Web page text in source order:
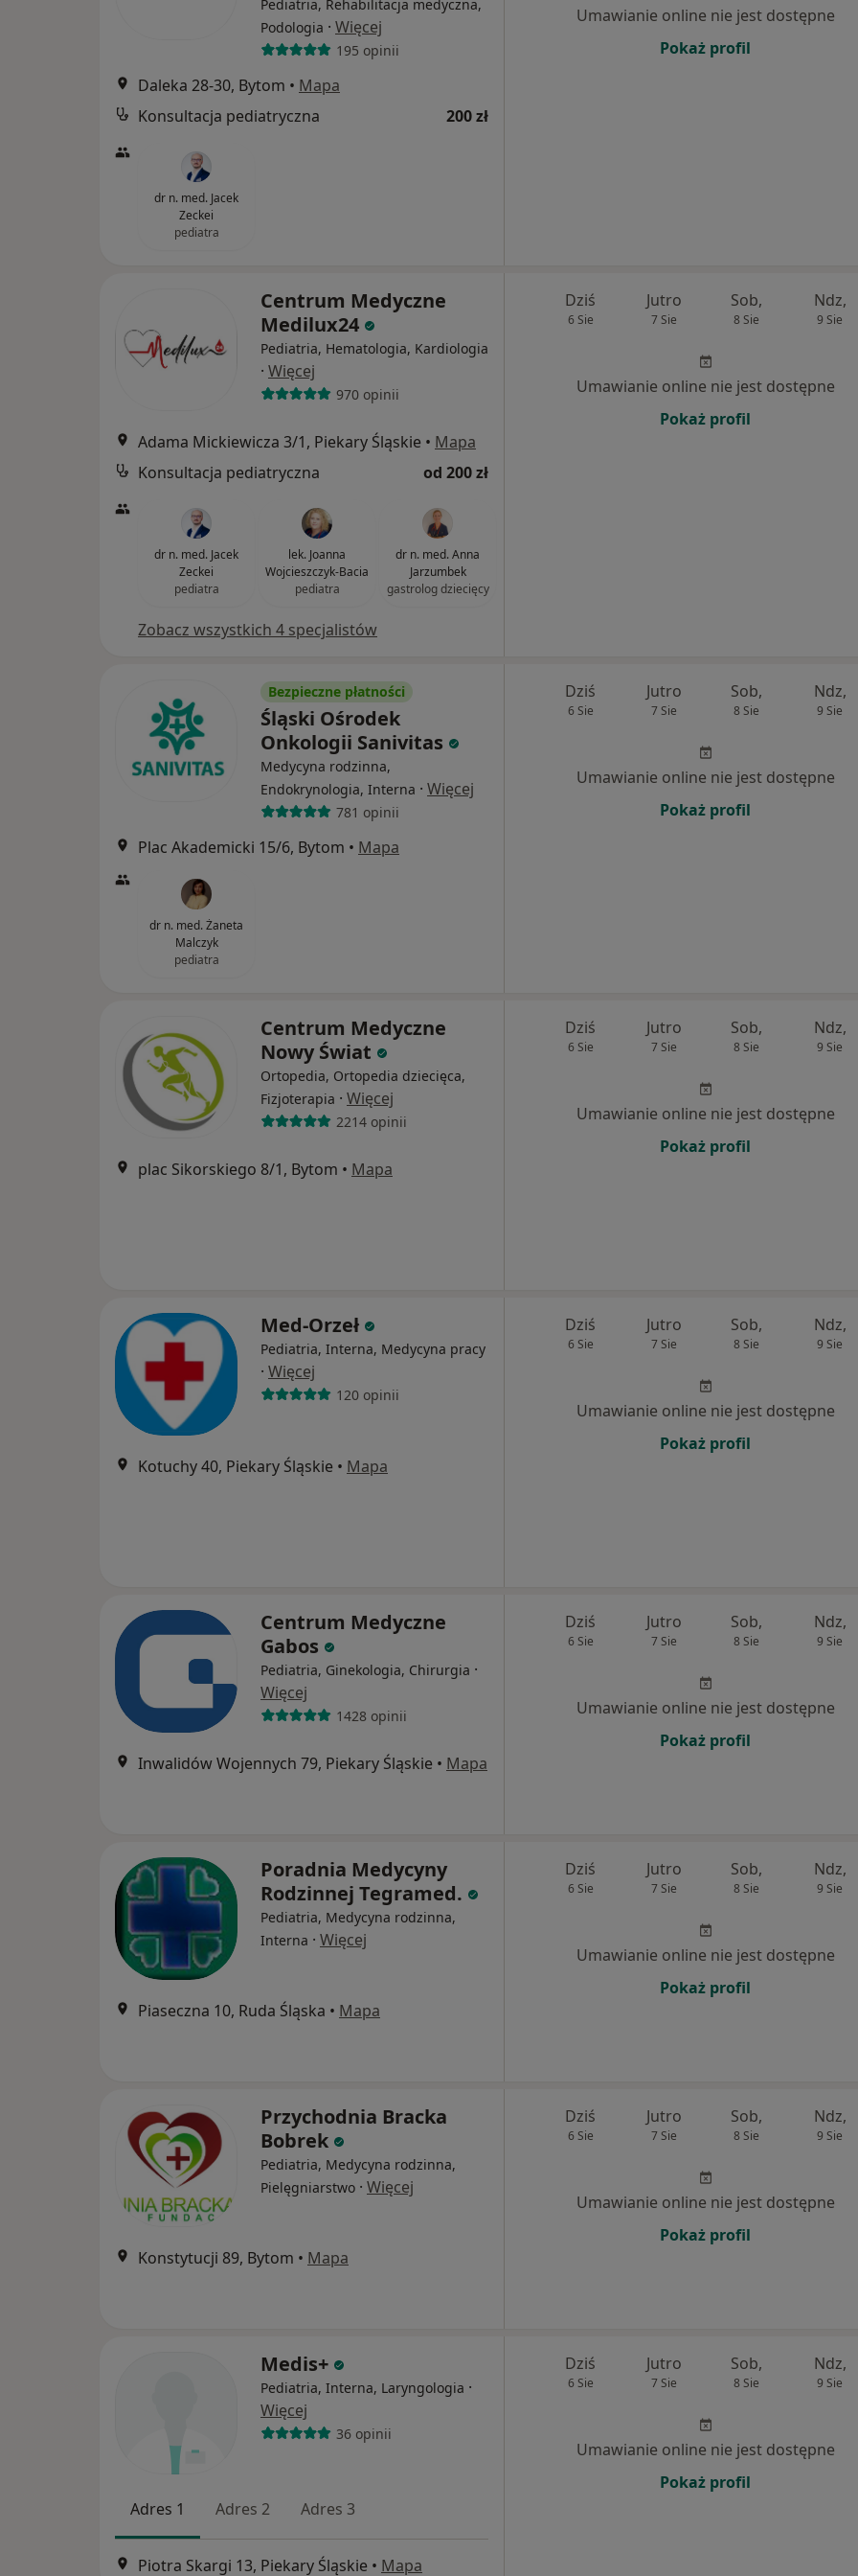
Pediatria, Rehabilitacja medyczna,
Podologia · Więcej
195 opinii
Daleka 28-30, Bytom • Mapa
Konsultacja pediatryczna
200 zł
dr n. med. Jacek
Zeckei
pediatra
Umawianie online nie jest dostępne
Pokaż profil
Centrum Medyczne
Medilux24
Pediatria, Hematologia, Kardiologia
· Więcej
970 opinii
Adama Mickiewicza 3/1, Piekary Śląskie • Mapa
Konsultacja pediatryczna
od 200 zł
dr n. med. Jacek
Zeckei
pediatra
lek. Joanna
Wojcieszczyk-Bacia
pediatra
dr n. med. Anna
Jarzumbek
gastrolog dziecięcy
Zobacz wszystkich 4 specjalistów
Dziś
6 Sie
Jutro
7 Sie
Sob,
8 Sie
Ndz,
9 Sie
Umawianie online nie jest dostępne
Pokaż profil
Bezpieczne płatności
Śląski Ośrodek
Onkologii Sanivitas
Medycyna rodzinna,
Endokrynologia, Interna · Więcej
781 opinii
Plac Akademicki 15/6, Bytom • Mapa
dr n. med. Żaneta
Malczyk
pediatra
Dziś
6 Sie
Jutro
7 Sie
Sob,
8 Sie
Ndz,
9 Sie
Umawianie online nie jest dostępne
Pokaż profil
Centrum Medyczne
Nowy Świat
Ortopedia, Ortopedia dziecięca,
Fizjoterapia · Więcej
2214 opinii
plac Sikorskiego 8/1, Bytom • Mapa
Dziś
6 Sie
Jutro
7 Sie
Sob,
8 Sie
Ndz,
9 Sie
Umawianie online nie jest dostępne
Pokaż profil
Med-Orzeł
Pediatria, Interna, Medycyna pracy
· Więcej
120 opinii
Kotuchy 40, Piekary Śląskie • Mapa
Dziś
6 Sie
Jutro
7 Sie
Sob,
8 Sie
Ndz,
9 Sie
Umawianie online nie jest dostępne
Pokaż profil
Centrum Medyczne
Gabos
Pediatria, Ginekologia, Chirurgia ·
Więcej
1428 opinii
Inwalidów Wojennych 79, Piekary Śląskie • Mapa
Dziś
6 Sie
Jutro
7 Sie
Sob,
8 Sie
Ndz,
9 Sie
Umawianie online nie jest dostępne
Pokaż profil
Poradnia Medycyny
Rodzinnej Tegramed.
Pediatria, Medycyna rodzinna,
Interna · Więcej
Piaseczna 10, Ruda Śląska • Mapa
Dziś
6 Sie
Jutro
7 Sie
Sob,
8 Sie
Ndz,
9 Sie
Umawianie online nie jest dostępne
Pokaż profil
Przychodnia Bracka
Bobrek
Pediatria, Medycyna rodzinna,
Pielęgniarstwo · Więcej
Konstytucji 89, Bytom • Mapa
Dziś
6 Sie
Jutro
7 Sie
Sob,
8 Sie
Ndz,
9 Sie
Umawianie online nie jest dostępne
Pokaż profil
Medis+
Pediatria, Interna, Laryngologia ·
Więcej
36 opinii
Adres 1 Adres 2 Adres 3
Piotra Skargi 13, Piekary Śląskie • Mapa
Dziś
6 Sie
Jutro
7 Sie
Sob,
8 Sie
Ndz,
9 Sie
Umawianie online nie jest dostępne
Pokaż profil